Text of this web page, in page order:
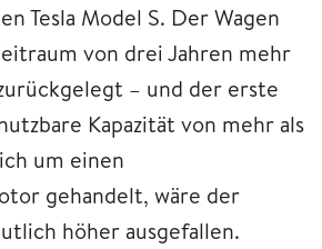
Tesla Model S. Der Wagen
von drei Jahren mehr
– und der erste
Kapazität von mehr als
um einen
gehandelt, wäre der
höher ausgefallen.